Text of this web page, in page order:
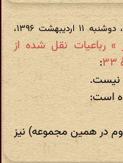
در ‫۹ سال و ۳ ماه قبل، دوشنبه ۱۱ اردیبهشت ۱۳۹۶،
» رباعیات نقل شده از
:
نیست.
است:
در همین مجموعه) نیز